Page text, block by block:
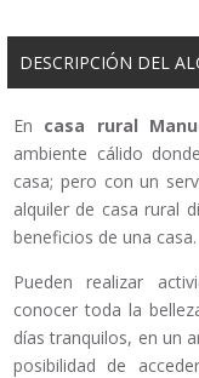
DESCRIPCIÓN DEL
En casa rural
ambiente cálido
casa; pero con un
alquiler de casa rural
beneficios de una casa.
Pueden realizar
conocer toda la
días tranquilos, en un
posibilidad de